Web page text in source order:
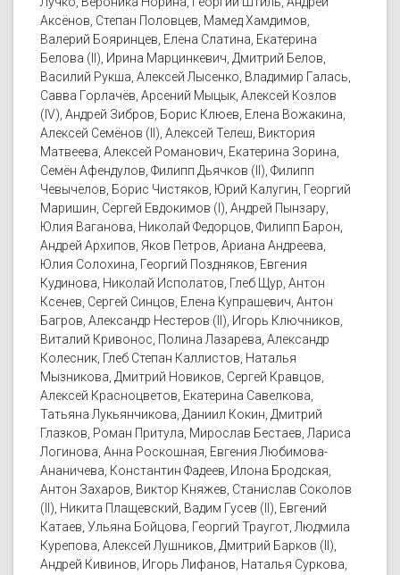
Аксёнов, Степан Половцев, Мамед Хамдимов,
Валерий Бояринцев, Елена Слатина, Екатерина
Белова (II), Ирина Марцинкевич, Дмитрий Белов,
Василий Рукша, Алексей Лысенко, Владимир Галась,
Савва Горлачёв, Арсений Мыцык, Алексей Козлов
(IV), Андрей Зибров, Борис Клюев, Елена Вожакина,
Алексей Семёнов (II), Алексей Телеш, Виктория
Матвеева, Алексей Романович, Екатерина Зорина,
Семён Афендулов, Филипп Дьячков (II), Филипп
Чевычелов, Борис Чистяков, Юрий Калугин, Георгий
Маришин, Сергей Евдокимов (I), Андрей Пынзару,
Юлия Ваганова, Николай Федорцов, Филипп Барон,
Андрей Архипов, Яков Петров, Ариана Андреева,
Юлия Солохина, Георгий Поздняков, Евгения
Кудинова, Николай Исполатов, Глеб Щур, Антон
Ксенев, Сергей Синцов, Елена Купрашевич, Антон
Багров, Александр Нестеров (II), Игорь Ключников,
Виталий Кривонос, Полина Лазарева, Александр
Колесник, Глеб Степан Каллистов, Наталья
Мызникова, Дмитрий Новиков, Сергей Кравцов,
Алексей Красноцветов, Екатерина Савелкова,
Татьяна Лукьянчикова, Даниил Кокин, Дмитрий
Глазков, Роман Притула, Мирослав Бестаев, Лариса
Логинова, Анна Роскошная, Евгения Любимова-
Ананичева, Константин Фадеев, Илона Бродская,
Антон Захаров, Виктор Княжев, Станислав Соколов
(II), Никита Плащевский, Вадим Гусев (II), Евгений
Катаев, Ульяна Бойцова, Георгий Траугот, Людмила
Курепова, Алексей Лушников, Дмитрий Барков (II),
Андрей Кивинов, Игорь Лифанов, Наталья Суркова,